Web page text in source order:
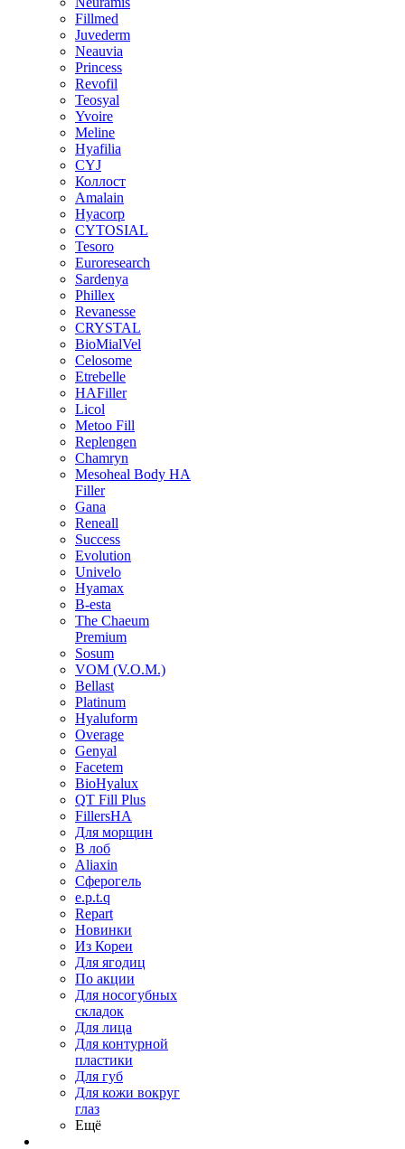
Fillmed
Juvederm
Neauvia
Princess
Revofil
Teosyal
Yvoire
Meline
Hyafilia
CYJ
Коллост
Amalain
Hyacorp
CYTOSIAL
Tesoro
Euroresearch
Sardenya
Phillex
Revanesse
CRYSTAL
BioMialVel
Celosome
Etrebelle
HAFiller
Licol
Metoo Fill
Replengen
Chamryn
Mesoheal Body HA
Filler
Gana
Reneall
Success
Evolution
Univelo
Hyamax
B-esta
The Chaeum
Premium
Sosum
VOM (V.O.M.)
Bellast
Platinum
Hyaluform
Overage
Genyal
Facetem
BioHyalux
QT Fill Plus
FillersHA
Для морщин
В лоб
Aliaxin
Сферогель
e.p.t.q
Repart
Новинки
Из Кореи
Для ягодиц
По акции
Для носогубных
складок
Для лица
Для контурной
пластики
Для губ
Для кожи вокруг
глаз
Ещё